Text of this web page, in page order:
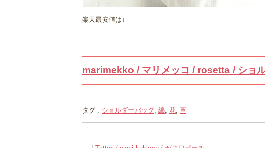
楽天最安値は↓
marimekko / マリメッコ / rosetta / ショ
タグ : ショルダーバッグ, 綿, 花, 革